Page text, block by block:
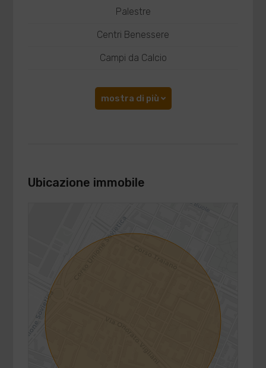
Palestre
Centri Benessere
Campi da Calcio
mostra di più
Ubicazione immobile